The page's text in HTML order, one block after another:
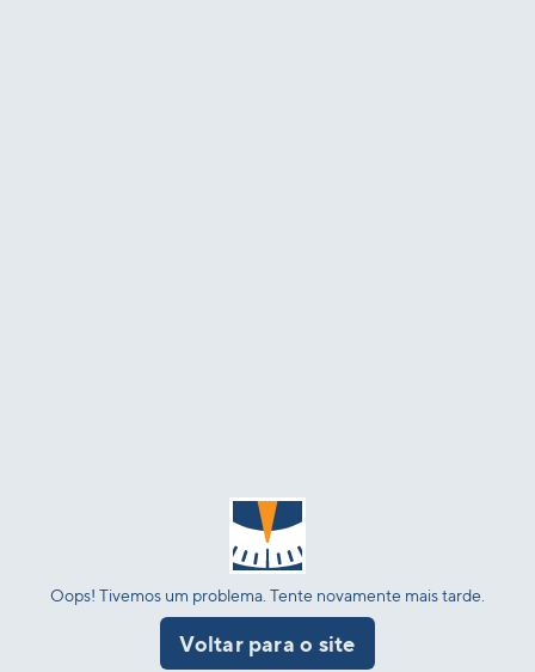
Oops! Tivemos um problema. Tente novamente mais tarde.
Voltar para o site